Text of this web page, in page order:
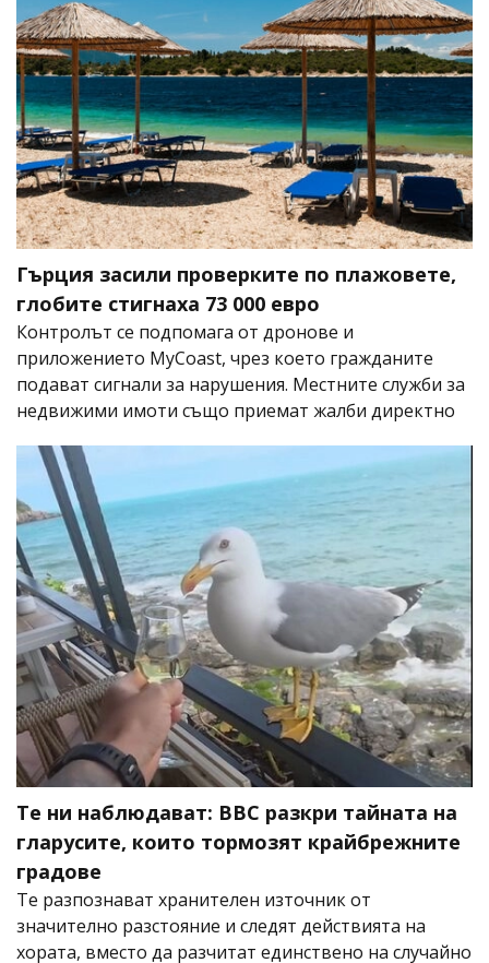
Гърция засили проверките по плажовете,
глобите стигнаха 73 000 евро
Контролът се подпомага от дронове и
приложението MyCoast, чрез което гражданите
подават сигнали за нарушения. Местните служби за
недвижими имоти също приемат жалби директно
Те ни наблюдават: BBC разкри тайната на
гларусите, които тормозят крайбрежните
градове
Те разпознават хранителен източник от
значително разстояние и следят действията на
хората, вместо да разчитат единствено на случайно